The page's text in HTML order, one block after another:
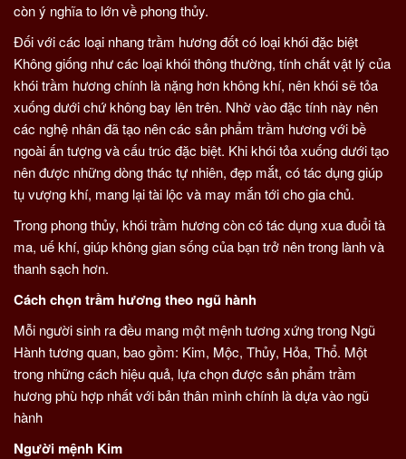
còn ý nghĩa to lớn về phong thủy.
Đối với các loại nhang trầm hương đốt có loại khói đặc biệt
Không giống như các loại khói thông thường, tính chất vật lý của
khói trầm hương chính là nặng hơn không khí, nên khói sẽ tỏa
xuống dưới chứ không bay lên trên. Nhờ vào đặc tính này nên
các nghệ nhân đã tạo nên các sản phẩm trầm hương với bề
ngoài ấn tượng và cấu trúc đặc biệt. Khi khói tỏa xuống dưới tạo
nên được những dòng thác tự nhiên, đẹp mắt, có tác dụng giúp
tụ vượng khí, mang lại tài lộc và may mắn tới cho gia chủ.
Trong phong thủy, khói trầm hương còn có tác dụng xua đuổi tà
ma, uế khí, giúp không gian sống của bạn trở nên trong lành và
thanh sạch hơn.
Cách chọn trầm hương theo ngũ hành
Mỗi người sinh ra đều mang một mệnh tương xứng trong Ngũ
Hành tương quan, bao gồm: Kim, Mộc, Thủy, Hỏa, Thổ. Một
trong những cách hiệu quả, lựa chọn được sản phẩm trầm
hương phù hợp nhất với bản thân mình chính là dựa vào ngũ
hành
Người mệnh Kim